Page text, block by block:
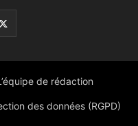
de rédaction
des données (RGPD)